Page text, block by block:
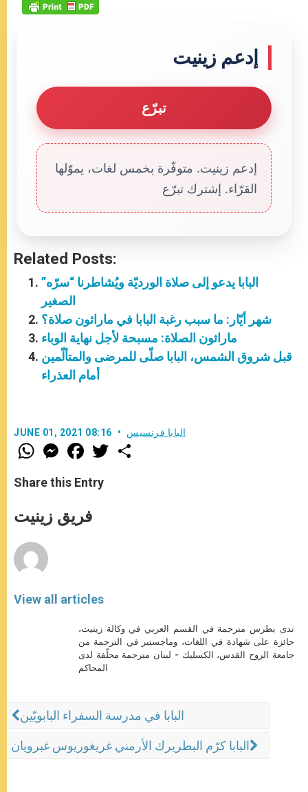
إدعم زينيت
تبرّع
إدعم زينيت. متوفّرة بخمس لغات، يموّلها
القرّاء. إشترك تبرّع
Related Posts:
البابا يدعو إلى صلاة الورديّة ويُشاطرنا “سرّه”
الصغير
شهر أيّار: ما سبب رغبة البابا في ماراثون صلاة؟
ماراثون الصلاة: مسبحة لأجل نهاية الوباء
قبل شروق الشمس، البابا صلّى للمرضى والمتألّمين
أمام العذراء
JUNE 01, 2021 08:16 البابا فرنسيس
W
h
t
s
p
p
M
e
s
e
g
e
F
a
e
b
o
k
T
w
Share this Entry
فريق زينيت
View all articles
ندى بطرس مترجمة في القسم العربي في وكالة زينيت،
حائزة على شهادة في اللغات، وماجستير في الترجمة من
جامعة الروح القدس، الكسليك - لبنان مترجمة محلّفة لدى
المحاكم
البابا في مدرسة السفراء البابويّين
البابا كرّم البطريرك الأرمني غريغوريوس غبرويان